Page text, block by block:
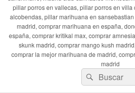
pillar porros en vallecas, pillar porros en
alcobendas, pillar marihuana en
madrid, comprar marihuana en españa,
españa, comprar kritikal max, comprar
skunk madrid, comprar mango kush
comprar la mejor marihuana de madrid,
madrid
Buscar
por:
Buscar